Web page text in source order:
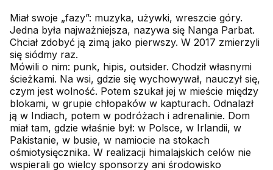
Miał swoje „fazy”: muzyka, używki, wreszcie góry.
Jedna była najważniejsza, nazywa się Nanga Parbat.
Chciał zdobyć ją zimą jako pierwszy. W 2017 zmierzyli
się siódmy raz.
Mówili o nim: punk, hipis, outsider. Chodził własnymi
ścieżkami. Na wsi, gdzie się wychowywał, nauczył się,
czym jest wolność. Potem szukał jej w mieście między
blokami, w grupie chłopaków w kapturach. Odnalazł
ją w Indiach, potem w podróżach i adrenalinie. Dom
miał tam, gdzie właśnie był: w Polsce, w Irlandii, w
Pakistanie, w busie, w namiocie na stokach
ośmiotysięcznika. W realizacji himalajskich celów nie
wspierali go wielcy sponsorzy ani środowisko